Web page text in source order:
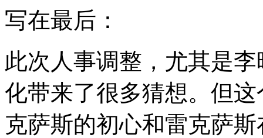
写在最后：
此次人事调整，尤其是
化带来了很多猜想。但
克萨斯的初心和雷克萨